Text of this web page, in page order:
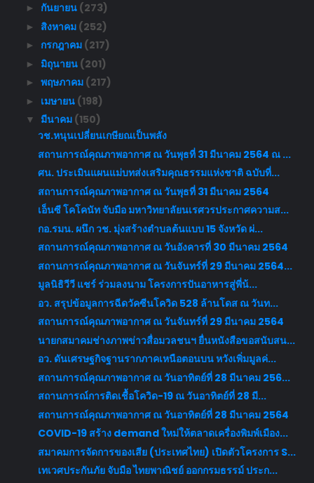
► กันยายน (273)
► สิงหาคม (252)
► กรกฎาคม (217)
► มิถุนายน (201)
► พฤษภาคม (217)
► เมษายน (198)
▼ มีนาคม (150)
วช.หนุนเปลี่ยนเกษียณเป็นพลัง
สถานการณ์คุณภาพอากาศ ณ วันพุธที่ 31 มีนาคม 2564 ณ ...
ศน. ประเมินแผนแม่บทส่งเสริมคุณธรรมแห่งชาติ ฉบับที่...
สถานการณ์คุณภาพอากาศ ณ วันพุธที่ 31 มีนาคม 2564
เอ็นซี โคโคนัท จับมือ มหาวิทยาลัยนเรศวรประกาศความส...
กอ.รมน. ผนึก วช. มุ่งสร้างตำบลต้นแบบ 15 จังหวัด ผ่...
สถานการณ์คุณภาพอากาศ ณ วันอังคารที่ 30 มีนาคม 2564
สถานการณ์คุณภาพอากาศ ณ วันจันทร์ที่ 29 มีนาคม 2564...
มูลนิธิวีวี แชร์ ร่วมลงนาม โครงการปันอาหารสู่พี่น้...
อว. สรุปข้อมูลการฉีดวัคซีนโควิด 528 ล้านโดส ณ วันท...
สถานการณ์คุณภาพอากาศ ณ วันจันทร์ที่ 29 มีนาคม 2564
นายกสมาคมช่างภาพข่าวสื่อมวลชนฯ ยื่นหนังสือขอสนับสน...
อว. ดันเศรษฐกิจฐานรากภาคเหนือตอนบน หวังเพิ่มมูลค่...
สถานการณ์คุณภาพอากาศ ณ วันอาทิตย์ที่ 28 มีนาคม 256...
สถานการณ์การติดเชื้อโควิด-19 ณ วันอาทิตย์ที่ 28 มี...
สถานการณ์คุณภาพอากาศ ณ วันอาทิตย์ที่ 28 มีนาคม 2564
COVID-19 สร้าง demand ใหม่ให้ตลาดเครื่องพิมพ์เมือง...
สมาคมการจัดการของเสีย (ประเทศไทย) เปิดตัวโครงการ S...
เทเวศประกันภัย จับมือ ไทยพาณิชย์ ออกกรมธรรม์ ประก...